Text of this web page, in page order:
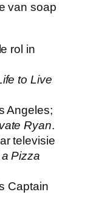
van soap
rol in
to Live
Angeles;
Ryan.
televisie
Pizza
Captain